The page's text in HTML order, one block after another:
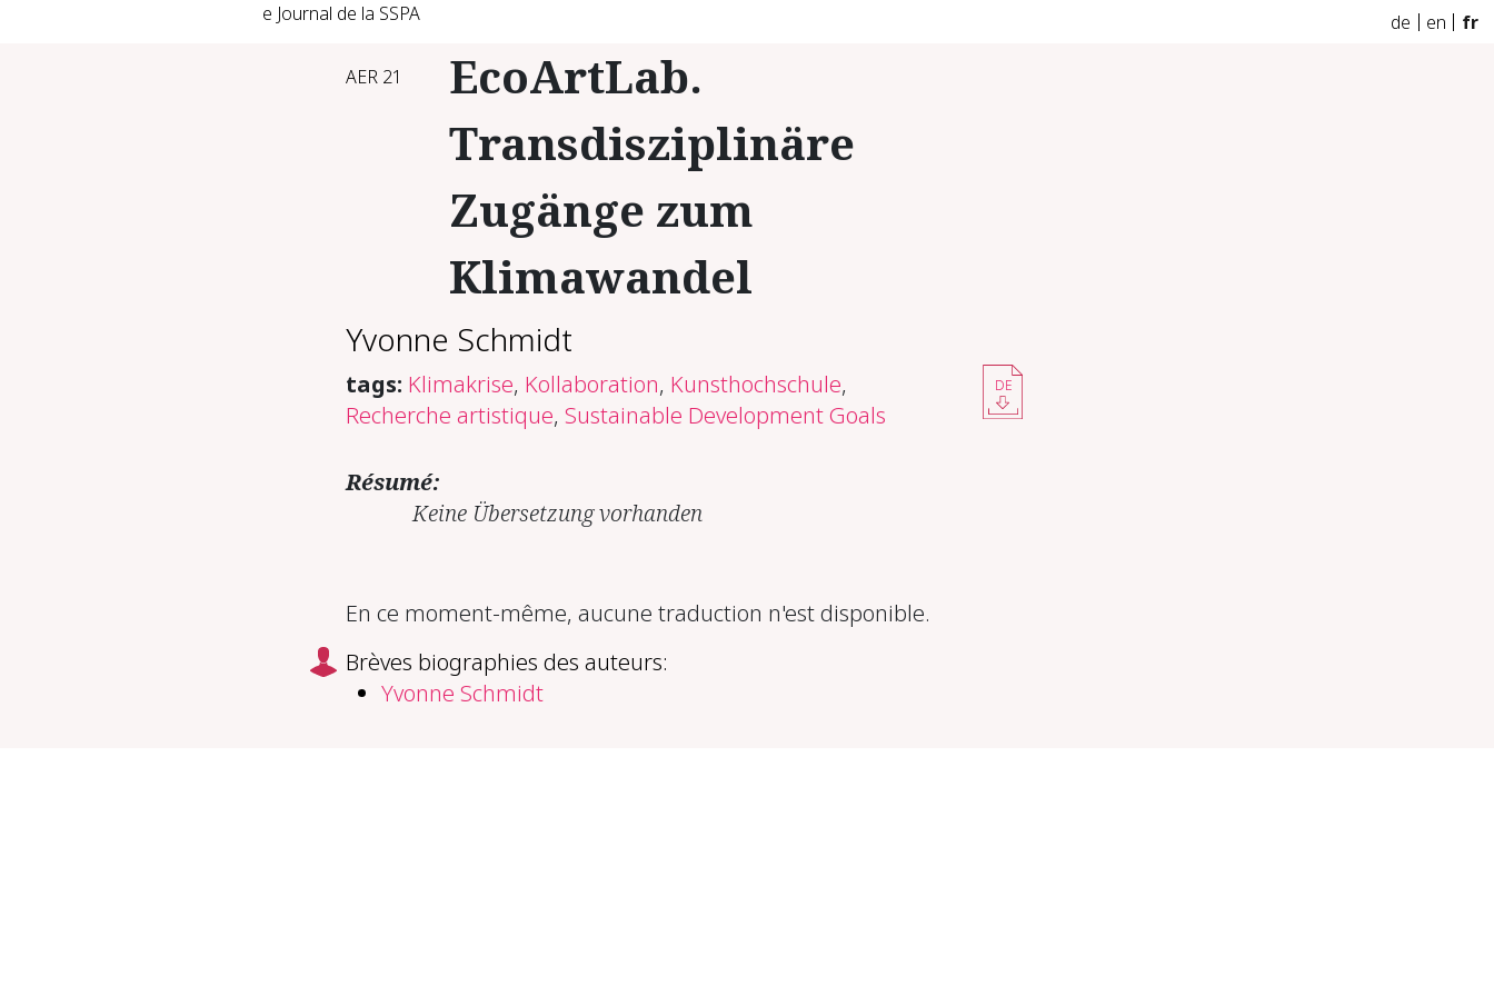
e Journal de la SSPA de en fr
AER 21
EcoArtLab.
Transdisziplinäre
Zugänge zum
Klimawandel
Yvonne Schmidt
tags: Klimakrise, Kollaboration, Kunsthochschule,
Recherche artistique, Sustainable Development Goals
DE
Résumé:
Keine Übersetzung vorhanden
En ce moment-même, aucune traduction n'est disponible.
Brèves biographies des auteurs:
Yvonne Schmidt